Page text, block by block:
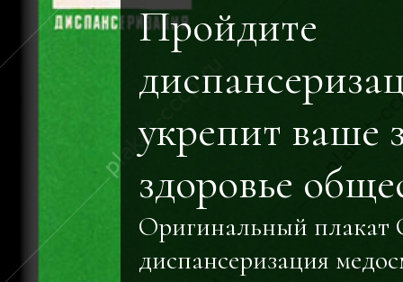
Пройдите
укрепит ваше
здоровье
Оригинальный
диспансеризация